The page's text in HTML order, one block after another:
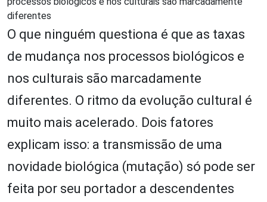
diferentes
O que ninguém questiona é que as taxas
de mudança nos processos biológicos e
nos culturais são marcadamente
diferentes. O ritmo da evolução cultural é
muito mais acelerado. Dois fatores
explicam isso: a transmissão de uma
novidade biológica (mutação) só pode ser
feita por seu portador a descendentes